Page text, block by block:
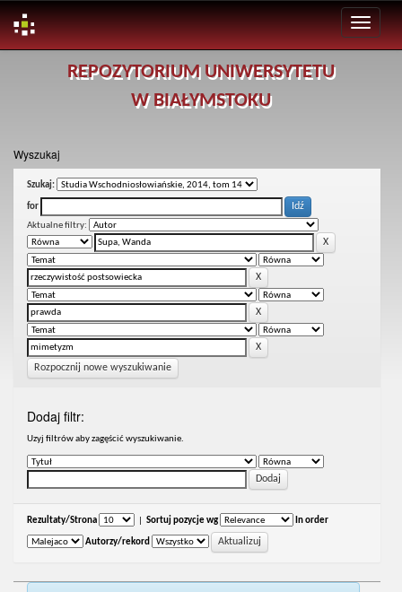
REPOZYTORIUM UNIWERSYTETU
W BIAŁYMSTOKU
Wyszukaj
Szukaj:
for
Aktualne filtry:
Rozpocznij nowe wyszukiwanie
Dodaj filtr:
Uzyj filtrów aby zagęścić wyszukiwanie.
Rezultaty/Strona Sortuj pozycje wg In order
Autorzy/rekord